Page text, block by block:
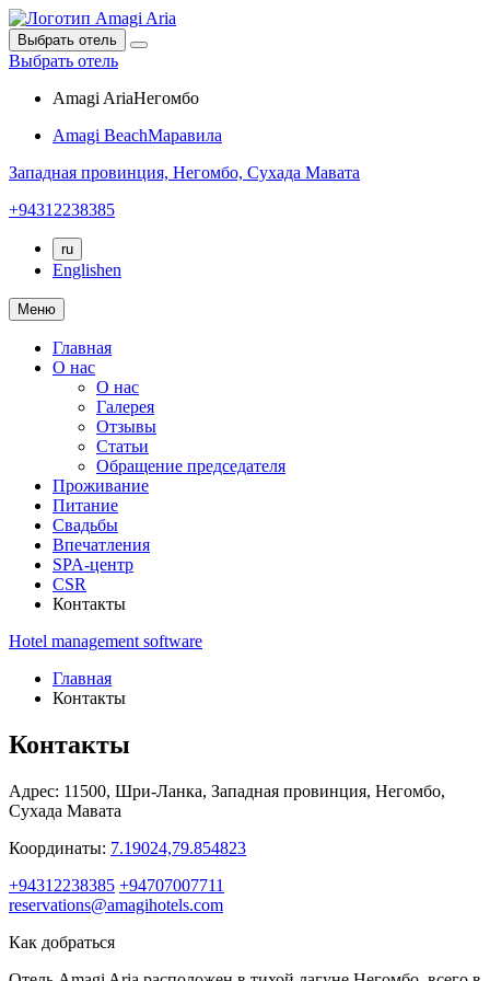
Выбрать отель
Выбрать отель
Amagi AriaНегомбо
Amagi BeachМаравила
Западная провинция, Негомбо, Сухада Мавата
+94312238385
ru
Englishen
Меню
Главная
О нас
О нас
Галерея
Отзывы
Статьи
Обращение председателя
Проживание
Питание
Свадьбы
Впечатления
SPA-центр
CSR
Контакты
Hotel management software
Главная
Контакты
Контакты
Адрес: 11500, Шри-Ланка, Западная провинция, Негомбо,
Сухада Мавата
Координаты: 7.19024,79.854823
+94312238385 +94707007711
reservations@amagihotels.com
Как добраться